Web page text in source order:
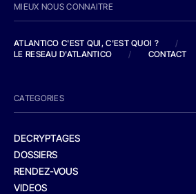
MIEUX NOUS CONNAITRE
ATLANTICO C'EST QUI, C'EST QUOI ?
/
LE RESEAU D'ATLANTICO
/ CONTACT
CATEGORIES
DECRYPTAGES
DOSSIERS
RENDEZ-VOUS
VIDEOS